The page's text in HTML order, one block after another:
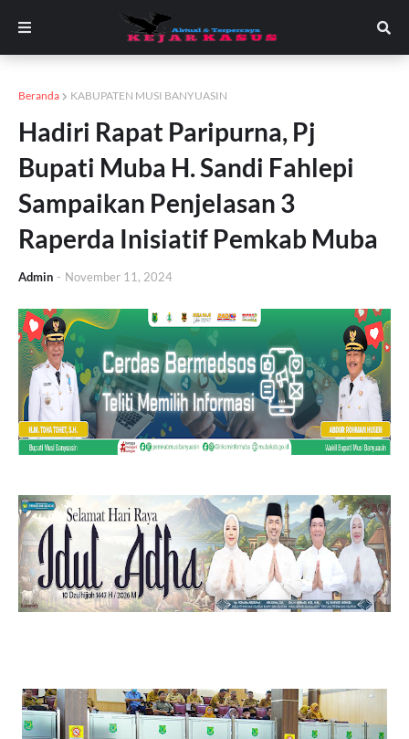
Beranda KABUPATEN MUSI BANYUASIN
Hadiri Rapat Paripurna, Pj
Bupati Muba H. Sandi Fahlepi
Sampaikan Penjelasan 3
Raperda Inisiatif Pemkab Muba
Admin - November 11, 2024